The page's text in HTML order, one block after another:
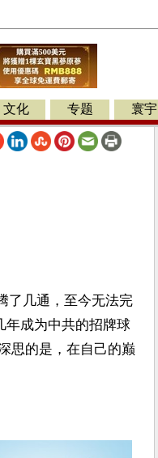
文化 专题 寰宇
了几通，至今无法完
年成为中共的招牌球
思的是，在自己的巅